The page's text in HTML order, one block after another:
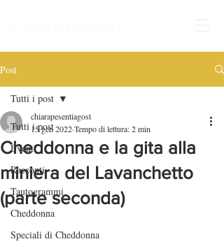
Post
Tutti i post
Eventi
Racconti
Tautogrammi
Cheddonna
Speciali di Cheddonna
Tutti i post
Cheddonna e la gita alla
miniera del Lavanchetto
(parte seconda)
chiarapesentiagost
15 gen 2022Tempo di lettura: 2 min